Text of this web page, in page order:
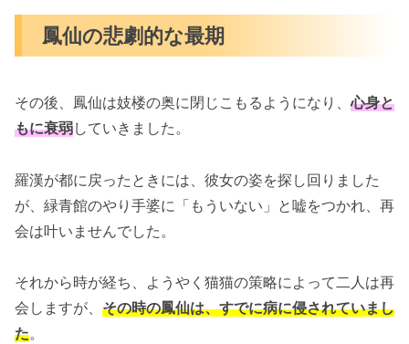
鳳仙の悲劇的な最期
その後、鳳仙は妓楼の奥に閉じこもるようになり、心身と
もに衰弱していきました。
羅漢が都に戻ったときには、彼女の姿を探し回りました
が、緑青館のやり手婆に「もういない」と嘘をつかれ、再
会は叶いませんでした。
それから時が経ち、ようやく猫猫の策略によって二人は再
会しますが、 その時の鳳仙は、すでに病に侵されていまし
た。